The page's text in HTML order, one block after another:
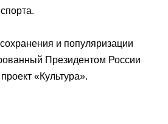
и популяризации
Президентом России
«Культура».